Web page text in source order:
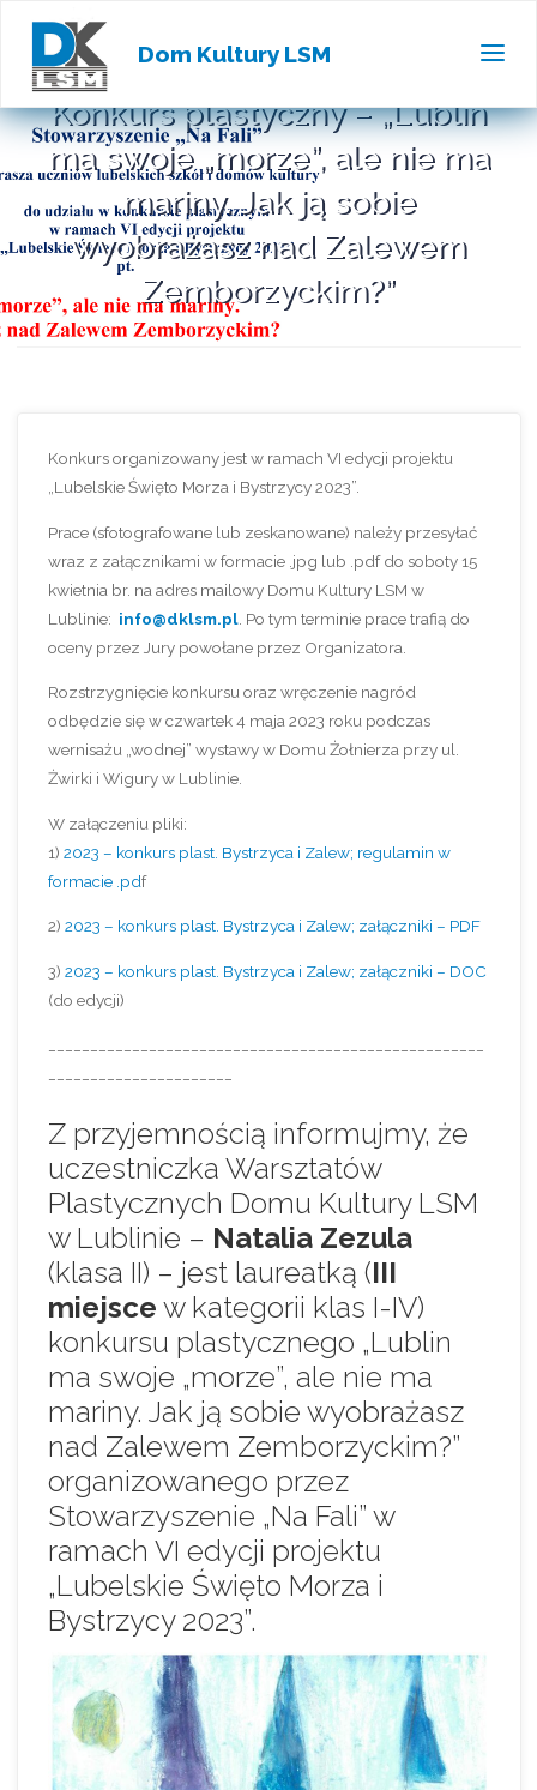
Dom Kultury LSM
Konkurs plastyczny – „Lublin
ma swoje „morze”, ale nie ma
mariny. Jak ją sobie
wyobrażasz nad Zalewem
Zemborzyckim?”
Konkurs organizowany jest w ramach VI edycji projektu
„Lubelskie Święto Morza i Bystrzycy 2023”.
Prace (sfotografowane lub zeskanowane) należy przesyłać
wraz z załącznikami w formacie .jpg lub .pdf do soboty 15
kwietnia br. na adres mailowy Domu Kultury LSM w
Lublinie: info@dklsm.pl. Po tym terminie prace trafią do
oceny przez Jury powołane przez Organizatora.
Rozstrzygnięcie konkursu oraz wręczenie nagród
odbędzie się w czwartek 4 maja 2023 roku podczas
wernisażu „wodnej” wystawy w Domu Żołnierza przy ul.
Żwirki i Wigury w Lublinie.
W załączeniu pliki:
1) 2023 – konkurs plast. Bystrzyca i Zalew; regulamin w
formacie .pdf
2) 2023 – konkurs plast. Bystrzyca i Zalew; załączniki – PDF
3) 2023 – konkurs plast. Bystrzyca i Zalew; załączniki – DOC
(do edycji)
Z przyjemnością informujmy, że
uczestniczka Warsztatów
Plastycznych Domu Kultury LSM
w Lublinie – Natalia Zezula
(klasa II) – jest laureatką (III
miejsce w kategorii klas I-IV)
konkursu plastycznego „Lublin
ma swoje „morze”, ale nie ma
mariny. Jak ją sobie wyobrażasz
nad Zalewem Zemborzyckim?”
organizowanego przez
Stowarzyszenie „Na Fali” w
ramach VI edycji projektu
„Lubelskie Święto Morza i
Bystrzycy 2023”.